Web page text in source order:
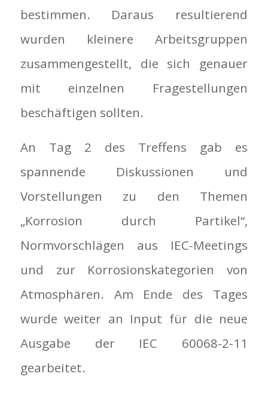
bestimmen. Daraus resultierend
wurden kleinere Arbeitsgruppen
zusammengestellt, die sich genauer
mit einzelnen Fragestellungen
beschäftigen sollten.
An Tag 2 des Treffens gab es
spannende Diskussionen und
Vorstellungen zu den Themen
„Korrosion durch Partikel“,
Normvorschlägen aus IEC-Meetings
und zur Korrosionskategorien von
Atmosphären. Am Ende des Tages
wurde weiter an Input für die neue
Ausgabe der IEC 60068-2-11
gearbeitet.